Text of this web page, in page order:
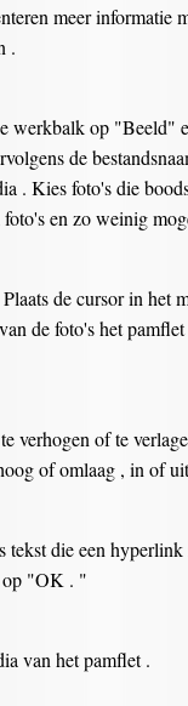
meer informatie
.
op "Beeld"
de
. Kies foto's die
foto's en zo weinig
de cursor in
de foto's het
verhogen of te
of omlaag , in of
tekst die een
op "OK . "
van het pamflet .